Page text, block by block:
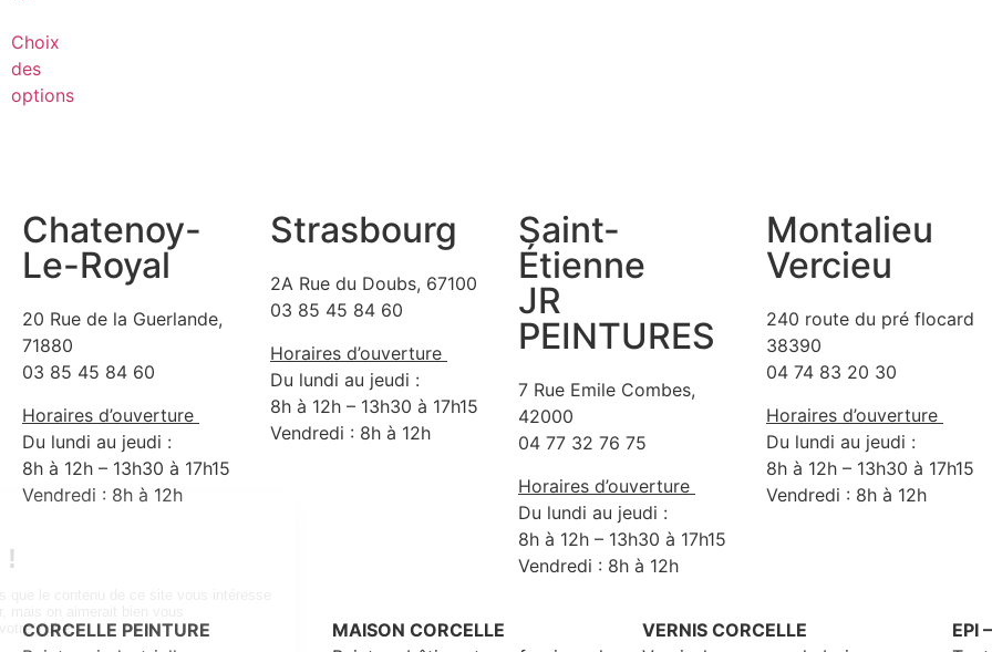
Choix
des
options
Chatenoy-
Le-Royal
20 Rue de la Guerlande,
71880
03 85 45 84 60
Horaires d’ouverture
Du lundi au jeudi :
8h à 12h – 13h30 à 17h15
Vendredi : 8h à 12h
Strasbourg
2A Rue du Doubs, 67100
03 85 45 84 60
Horaires d’ouverture
Du lundi au jeudi :
8h à 12h – 13h30 à 17h15
Vendredi : 8h à 12h
Saint-
Étienne
JR
PEINTURES
7 Rue Emile Combes,
42000
04 77 32 76 75
Horaires d’ouverture
Du lundi au jeudi :
8h à 12h – 13h30 à 17h15
Vendredi : 8h à 12h
Montalieu
Vercieu
240 route du pré flocard
38390
04 74 83 20 30
Horaires d’ouverture
Du lundi au jeudi :
8h à 12h – 13h30 à 17h15
Vendredi : 8h à 12h
CORCELLE PEINTURE
MAISON CORCELLE
VERNIS CORCELLE
EPI